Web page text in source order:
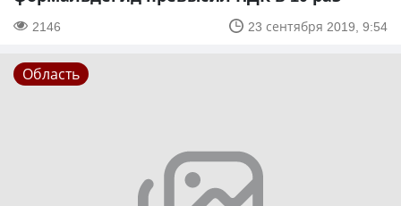
2146 23 сентября 2019, 9:54
Область